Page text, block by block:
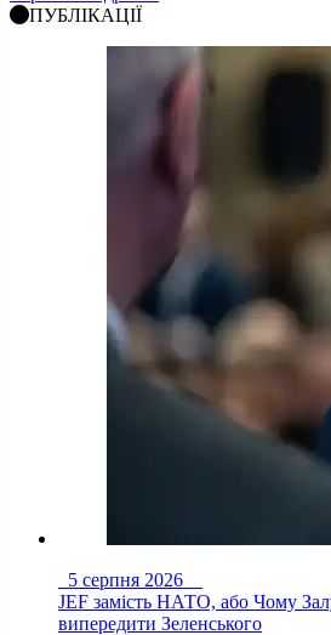
ПУБЛІКАЦІЇ
5 серпня 2026
JEF замість НАТО, або Чому
випередити Зеленського